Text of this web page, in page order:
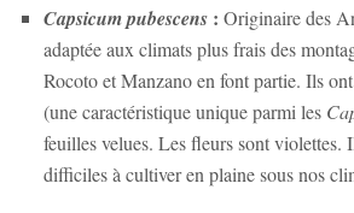
Capsicum pubescens : Originaire des
adaptée aux climats plus frais des
Rocoto et Manzano en font partie. Ils
(une caractéristique unique parmi les
feuilles velues. Les fleurs sont violettes.
difficiles à cultiver en plaine sous nos